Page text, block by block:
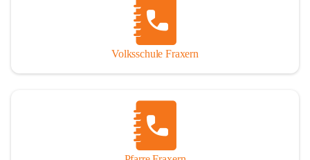
Volksschule Fraxern